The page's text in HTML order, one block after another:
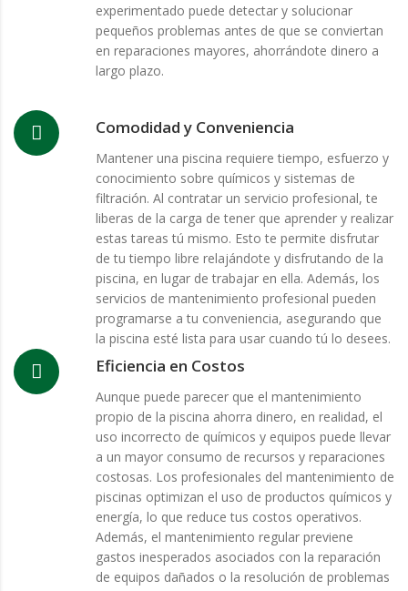
experimentado puede detectar y solucionar
pequeños problemas antes de que se conviertan
en reparaciones mayores, ahorrándote dinero a
largo plazo.
Comodidad y Conveniencia
Mantener una piscina requiere tiempo, esfuerzo y
conocimiento sobre químicos y sistemas de
filtración. Al contratar un servicio profesional, te
liberas de la carga de tener que aprender y realizar
estas tareas tú mismo. Esto te permite disfrutar
de tu tiempo libre relajándote y disfrutando de la
piscina, en lugar de trabajar en ella. Además, los
servicios de mantenimiento profesional pueden
programarse a tu conveniencia, asegurando que
la piscina esté lista para usar cuando tú lo desees.
Eficiencia en Costos
Aunque puede parecer que el mantenimiento
propio de la piscina ahorra dinero, en realidad, el
uso incorrecto de químicos y equipos puede llevar
a un mayor consumo de recursos y reparaciones
costosas. Los profesionales del mantenimiento de
piscinas optimizan el uso de productos químicos y
energía, lo que reduce tus costos operativos.
Además, el mantenimiento regular previene
gastos inesperados asociados con la reparación
de equipos dañados o la resolución de problemas